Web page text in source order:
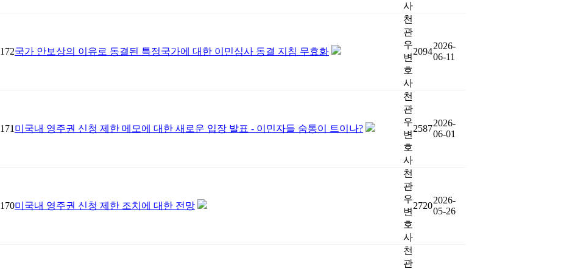
사
172국가 안보상의 이유로 동결된 특정국가에 대한 이민심사 동결 지침 무효화
천
관
우
변
호
사
2094
2026-
06-11
171 미국내 영주권 신청 제한 메모에 대한 새로운 입장 발표 - 이민자들 숨통이 트이나?
천
관
우
변
호
사
2587
2026-
06-01
170미국내 영주권 신청 제한 조치에 대한 전망
천
관
우
변
호
사
2720
2026-
05-26
천
관